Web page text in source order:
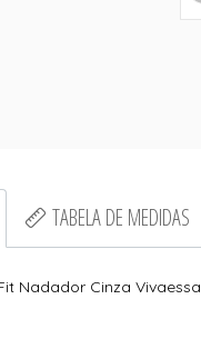
TABELA DE MEDIDAS
Nadador Cinza Vivaessa